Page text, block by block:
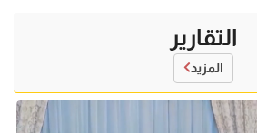
التقارير
المزيد